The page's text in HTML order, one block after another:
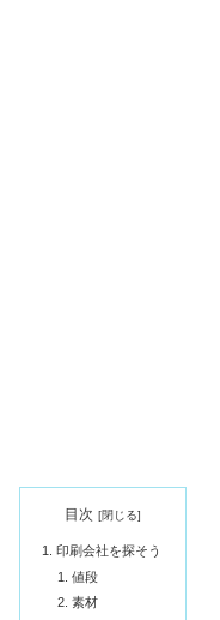
目次
印刷会社を探そう
値段
素材